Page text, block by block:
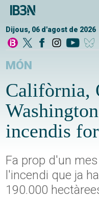
Dijous, 06 d'agost de 2026
MÓN
Califòrnia,
incendis
Fa prop d'un
l'incendi que ja
190.000